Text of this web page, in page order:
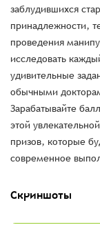
заблудившихся
принадлежности,
проведения
исследовать
удивительные
обычными
Зарабатывайте
этой
призов, которые
современное
Скриншоты